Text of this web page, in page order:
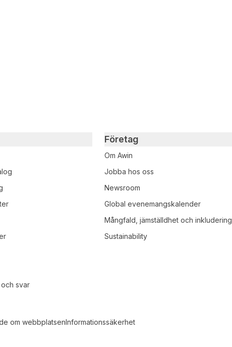
svar
Företag
Om Awin
Jobba hos oss
Newsroom
Global evenemangskalender
Mångfald, jämställdhet och inkludering
Sustainability
om webbplatsenInformationssäkerhet